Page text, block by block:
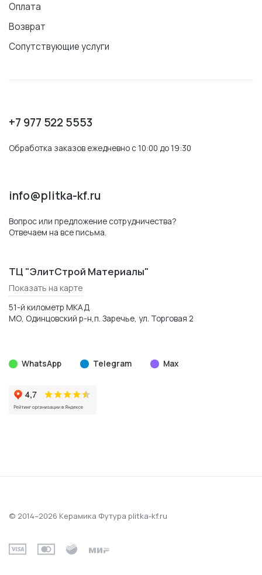
Оплата
Возврат
Сопутствующие услуги
+7 977 522 5553
Обработка заказов ежедневно с 10:00 до 19:30
info@plitka-kf.ru
Вопрос или предложение сотрудничества?
Отвечаем на все письма.
ТЦ "ЭлитСтрой Материалы"
Показать на карте
51-й километр МКАД
МО, Одинцовский р-н,п. Заречье, ул. Торговая 2
WhatsApp Telegram Max
© 2014–2026 Керамика Футура plitka-kf.ru